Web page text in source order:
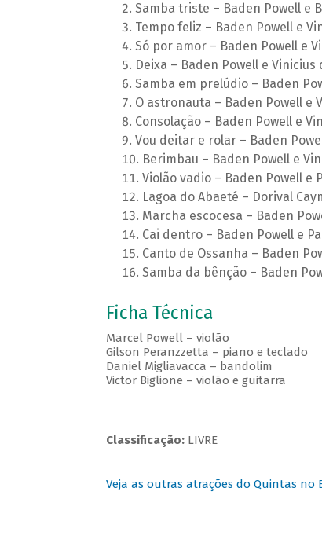
Samba triste – Baden Powell e
Tempo feliz – Baden Powell e
Só por amor – Baden Powell e
Deixa – Baden Powell e Vinicius
Samba em prelúdio – Baden
O astronauta – Baden Powell e
Consolação – Baden Powell e
Vou deitar e rolar – Baden
Berimbau – Baden Powell e
Violão vadio – Baden Powell e
Lagoa do Abaeté – Dorival
Marcha escocesa – Baden
Cai dentro – Baden Powell e
Canto de Ossanha – Baden
Samba da bênção – Baden
Ficha Técnica
Marcel Powell – violão
Gilson Peranzzetta – piano e teclado
Daniel Migliavacca – bandolim
Victor Biglione – violão e guitarra
Classificação: LIVRE
Veja as outras atrações do Quintas no